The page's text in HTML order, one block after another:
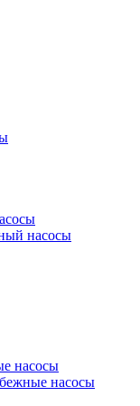
насосы
насосы
насосы